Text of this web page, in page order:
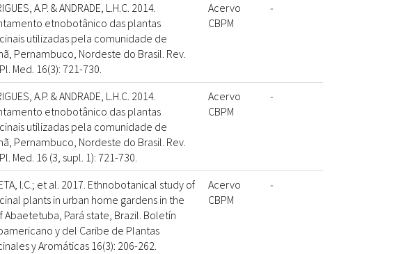
A.P. & ANDRADE, L.H.C. 2014.
etnobotânico das plantas
utilizadas pela comunidade de
Pernambuco, Nordeste do Brasil. Rev.
Med. 16(3): 721-730.
Acervo
CBPM
-
A.P. & ANDRADE, L.H.C. 2014.
etnobotânico das plantas
utilizadas pela comunidade de
Pernambuco, Nordeste do Brasil. Rev.
Med. 16 (3, supl. 1): 721-730.
Acervo
CBPM
-
I.C.; et al. 2017. Ethnobotanical study of
plants in urban home gardens in the
Abaetetuba, Pará state, Brazil. Boletín
y del Caribe de Plantas
y Aromáticas 16(3): 206-262.
Acervo
CBPM
-